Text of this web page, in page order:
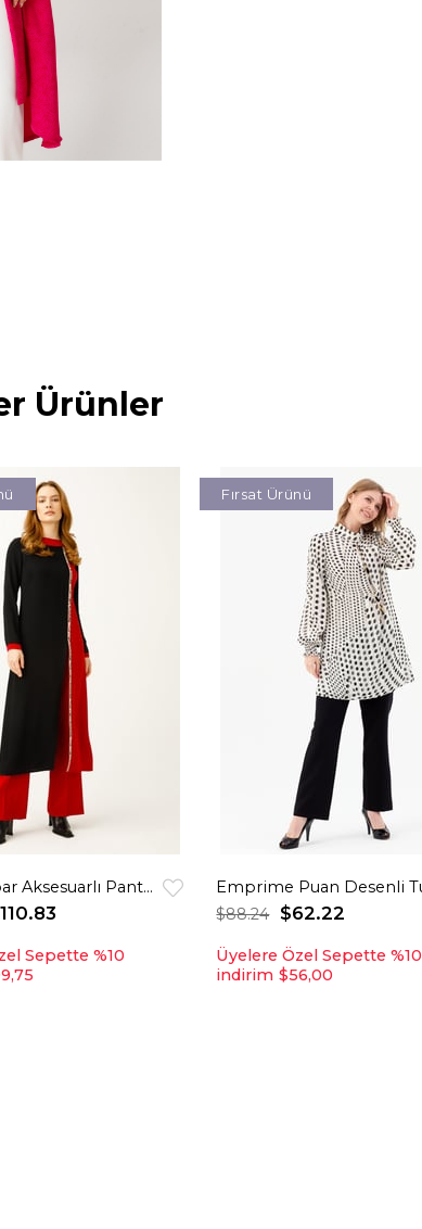
Ürünler
Şerit Leopar Aksesuarlı Pantolonlu Takım Kırmızı
Sepette %10
$62.22
$88.24
Fırsat Ürünü
Üyelere Özel Sepette %10
indirim $56,00